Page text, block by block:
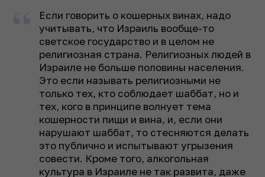
Если говорить о кошерных винах, надо
учитывать, что Израиль вообще-то
светское государство и в целом не
религиозная страна. Религиозных людей в
Израиле не больше половины населения.
Это если называть религиозными не
только тех, кто соблюдает шаббат, но и
тех, кого в принципе волнует тема
кошерности пищи и вина, и, если они
нарушают шаббат, то стесняются делать
это публично и испытывают угрызения
совести. Кроме того, алкогольная
культура в Израиле не так развита, даже